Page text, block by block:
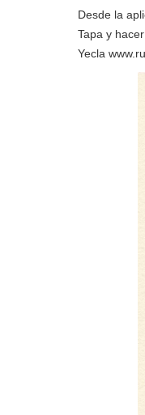
Desde la
Tapa y
Yecla